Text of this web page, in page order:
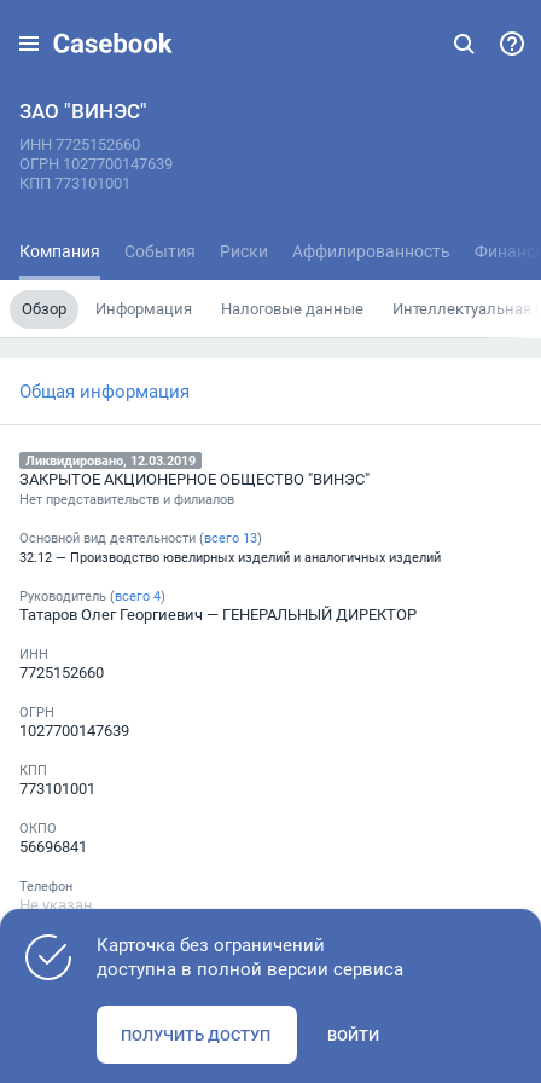
ЗАО "ВИНЭС"
ИНН 7725152660
ОГРН 1027700147639
КПП 773101001
Компания События Риски Аффилированность
Обзор Информация Налоговые данные Интеллектуальная
Общая информация
Ликвидировано, 12.03.2019
ЗАКРЫТОЕ АКЦИОНЕРНОЕ ОБЩЕСТВО "ВИНЭС"
Нет представительств и филиалов
Основной вид деятельности (всего 13)
32.12 — Производство ювелирных изделий и аналогичных изделий
Руководитель (всего 4)
Татаров Олег Георгиевич — ГЕНЕРАЛЬНЫЙ ДИРЕКТОР
ИНН
7725152660
ОГРН
1027700147639
КПП
773101001
ОКПО
56696841
Телефон
Не указан
Проверьте учредительные документы, адрес регистрации и
Карточка без ограничений
доступна в полной версии сервиса
ПОЛУЧИТЬ ДОСТУП ВОЙТИ